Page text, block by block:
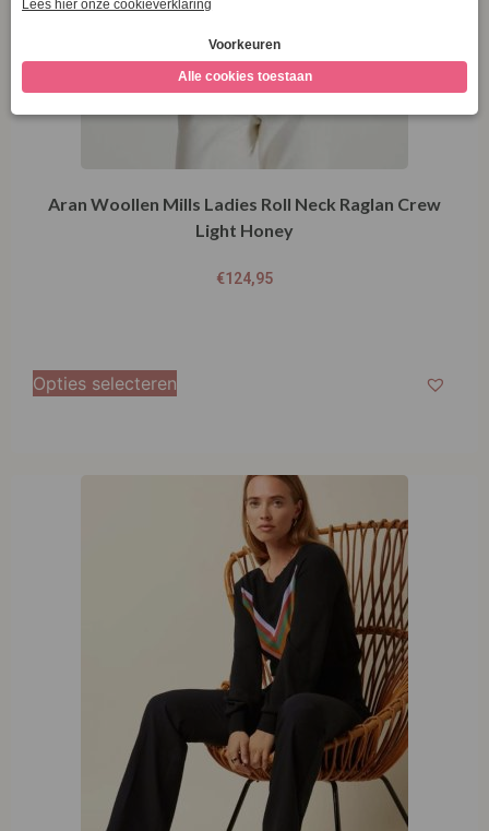
Aran Woollen Mills Ladies Roll Neck Raglan Crew
Light Honey
€124,95
Opties selecteren